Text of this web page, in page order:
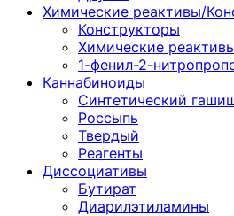
Химические реактивы/
Конструкторы
Химические
1-фенил-2-
Каннабиноиды
Синтетический
Россыпь
Твердый
Реагенты
Диссоциативы
Бутират
Диарилэтиламины